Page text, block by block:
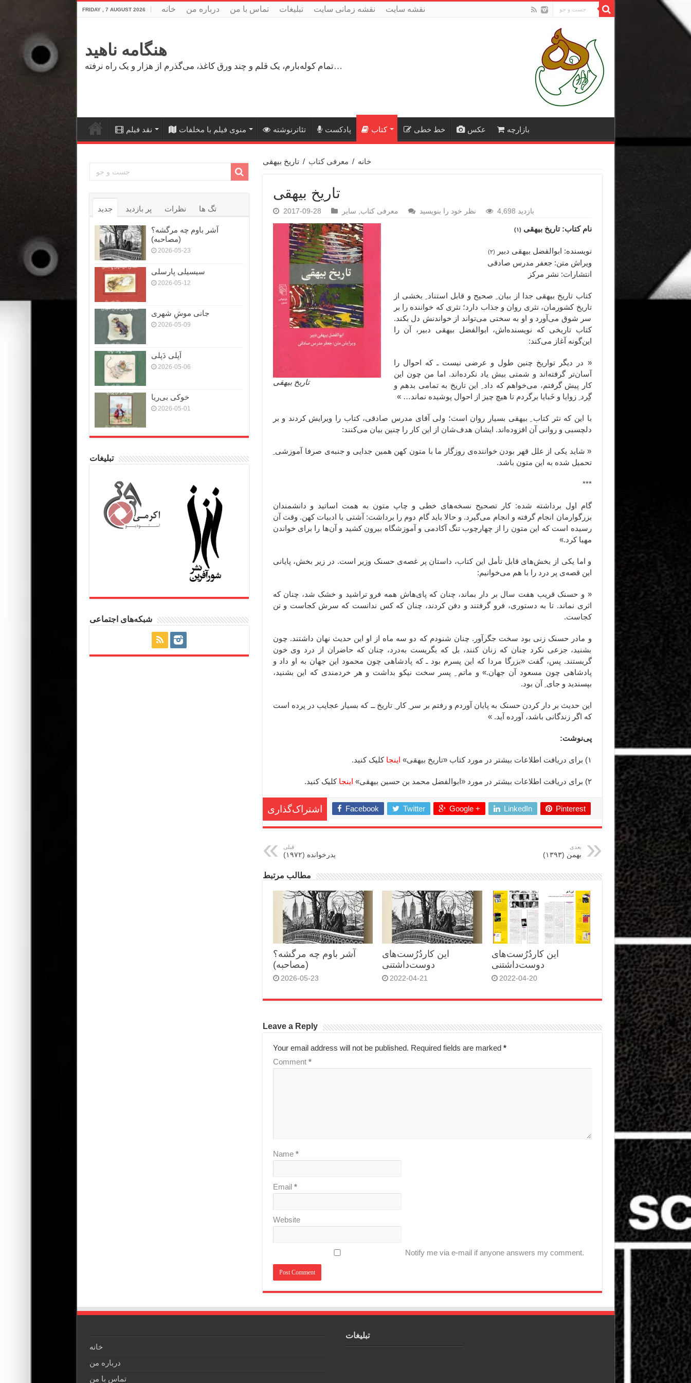
FRIDAY , 7 AUGUST 2026 خانه درباره من تماس با من تبلیغات نقشه زمانی سایت نقشه سایت
هنگامه ناهید
تمام کوله‌بارم، یک قلم و چند ورق کاغذ، می‌گذرم از هزار و یک راه نرفته…
نقد فیلم منوی فیلم با مخلفات تئاترنوشته پادکست کتاب خط خطی عکس بازارچه
خانه / معرفی کتاب / تاریخ بیهقی
تاریخ بیهقی
2017-09-28 معرفی کتاب سایر نظر خود را بنویسید 4,698 بازدید
تاریخ بیهقی
نام کتاب: تاریخ بیهقی (۱)
نویسنده: ابوالفضل بیهقی دبیر (۲)
ویراش متن: جعفر مدرس صادقی
انتشارات: نشر مرکز
کتاب تاریخ بیهقی جدا از بیان ِ صحیح و قابل استناد ِ بخشی از
تاریخ کشورمان، نثری روان و جذاب دارد؛ نثری که خواننده را بر
سر شوق می‌آورد و او به سختی می‌تواند از خواندنش دل بکند.
کتاب تاریخی که نویسنده‌اش، ابوالفضل بیهقی دبیر، آن را
این‌گونه آغاز می‌کند:
« در دیگر تواریخ چنین طول و عرضی نیست ـ که احوال را
آسان‌تر گرفته‌اند و شمتی بیش یاد نکرده‌اند. اما من چون این
کار پیش گرفتم، می‌خواهم که داد ِ این تاریخ به تمامی بدهم و
گِرد ِ زوایا و خَبایا برگردم تا هیچ چیز از احوال پوشیده نماند… »
با این که نثر کتاب ِ بیهقی بسیار روان است؛ ولی آقای مدرس صادقی، کتاب را ویرایش کردند و بر
دلچسبی و روانی آن افزوده‌اند. ایشان هدف‌شان از این کار را چنین بیان می‌کنند:
« شاید یکی از علل قهر بودن خواننده‌ی روزگار ما با متون کهن همین جدایی و جنبه‌ی صرفا آموزشی ِ
تحمیل شده به این متون باشد.
***
گام اول برداشته شده: کار تصحیح نسخه‌های خطی و چاپ متون به همت اساتید و دانشمندان
بزرگوارمان انجام گرفته و انجام می‌گیرد. و حالا باید گام دوم را برداشت: آشتی با ادبیات کهن. وقت آن
رسیده است که این متون را از چهارچوب تنگ آکادمی و آموزشگاه بیرون کشید و آن‌ها را برای خواندن
مهیا کرد.»
و اما یکی از بخش‌های قابل تأمل این کتاب، داستان پر غصه‌ی حسنک وزیر است. در زیر بخش، پایانی
این قصه‌ی پر درد را با هم می‌خوانیم:
« و حسنک قریب هفت سال بر دار بماند، چنان که پای‌هاش همه فرو تراشید و خشک شد، چنان که
اثری نماند. تا به دستوری، فرو گرفتند و دفن کردند، چنان که کس ندانست که سرش کجاست و تن
کجاست.
و مادر حسنک زنی بود سخت جگرآور. چنان شنودم که دو سه ماه از او این حدیث نهان داشتند. چون
بشنید، جزعی نکرد چنان که زنان کنند، بل که بگریست به‌درد، چنان که حاضران از درد وی خون
گریستند. پس، گفت «بزرگا مردا که این پسرم بود ـ که پادشاهی چون محمود این جهان به او داد و
پادشاهی چون مسعود آن جهان.» و ماتم ِ‌ پسر سخت نیکو بداشت و هر خردمندی که این بشنید،
بپسندید و جای ِ آن بود.
این حدیث بر دار کردن حسنک به پایان آوردم و رفتم بر سر ِ کار ِ تاریخ ــ که بسیار عجایب در پرده است
که اگر زندگانی باشد، آورده آید. »
پی‌نوشت:
۱) برای دریافت اطلاعات بیشتر در مورد کتاب «تاریخ بیهقی» اینجا کلیک کنید.
۲) برای دریافت اطلاعات بیشتر در مورد «ابوالفضل محمد بن حسین بیهقی» اینجاکلیک کنید.
اشتراک‌گذاری Facebook Twitter Google + LinkedIn Pinterest
قبلی
پدرخوانده (۱۹۷۲)
بعدی
بهمن (۱۳۹۳)
مطالب مرتبط
آشر باوم چه مرگشه؟
(مصاحبه)
2026-05-23
این کاردُرُست‌های
دوست‌داشتنی
2022-04-21
این کاردُرُست‌های
دوست‌داشتنی
2022-04-20
Leave a Reply
Your email address will not be published. Required fields are marked *
Comment *
Name *
Email *
Website
Notify me via e-mail if anyone answers my comment.
جدید پر بازدید نظرات تگ ها
آشر باوم چه مرگشه؟
(مصاحبه)
2026-05-23
سیسیلی پارسلی
2026-05-12
جانی موشِ شهری
2026-05-09
اَپلی دَپلی
2026-05-06
خوکی بی‌ریا
2026-05-01
تبلیغات
شبکه‌های اجتماعی
خانه
درباره من
تماس با من
تبلیغات